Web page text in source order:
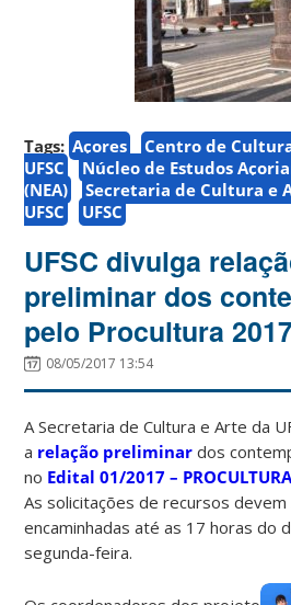
Tags: Açores
Centro de
UFSC
Núcleo de Estudos
(NEA)
Secretaria de Cultura e
UFSC
UFSC
UFSC divulga
preliminar dos
pelo Procultura
08/05/2017 13:54
A Secretaria de Cultura e Arte da
a relação preliminar dos
no Edital 01/2017 –
As solicitações de recursos
encaminhadas até as 17 horas do
segunda-feira.